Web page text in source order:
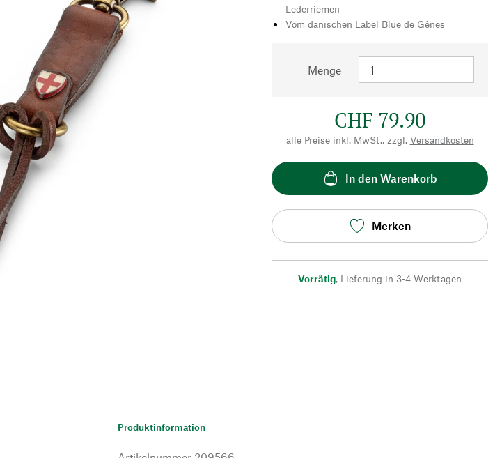
Lederriemen
Vom dänischen Label Blue de Gênes
Menge
CHF 79.90
alle Preise inkl. MwSt., zzgl. Versandkosten
In den Warenkorb
Merken
Vorrätig, Lieferung in 3-4 Werktagen
Produktinformation